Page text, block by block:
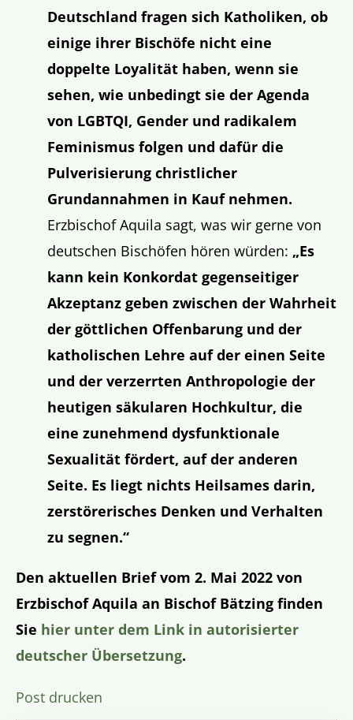
Deutschland fragen sich Katholiken, ob
einige ihrer Bischöfe nicht eine
doppelte Loyalität haben, wenn sie
sehen, wie unbedingt sie der Agenda
von LGBTQI, Gender und radikalem
Feminismus folgen und dafür die
Pulverisierung christlicher
Grundannahmen in Kauf nehmen.
Erzbischof Aquila sagt, was wir gerne von
deutschen Bischöfen hören würden: „Es
kann kein Konkordat gegenseitiger
Akzeptanz geben zwischen der Wahrheit
der göttlichen Offenbarung und der
katholischen Lehre auf der einen Seite
und der verzerrten Anthropologie der
heutigen säkularen Hochkultur, die
eine zunehmend dysfunktionale
Sexualität fördert, auf der anderen
Seite. Es liegt nichts Heilsames darin,
zerstörerisches Denken und Verhalten
zu segnen.“
Den aktuellen Brief vom 2. Mai 2022 von
Erzbischof Aquila an Bischof Bätzing finden
Sie hier unter dem Link in autorisierter
deutscher Übersetzung.
Post drucken